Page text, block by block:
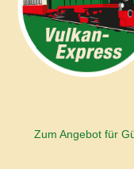
Zum Angebot für